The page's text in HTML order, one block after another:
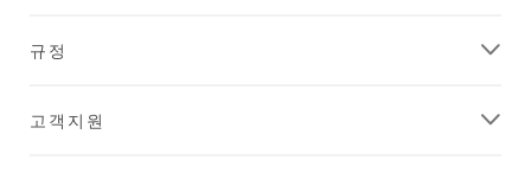
규정
고객지원